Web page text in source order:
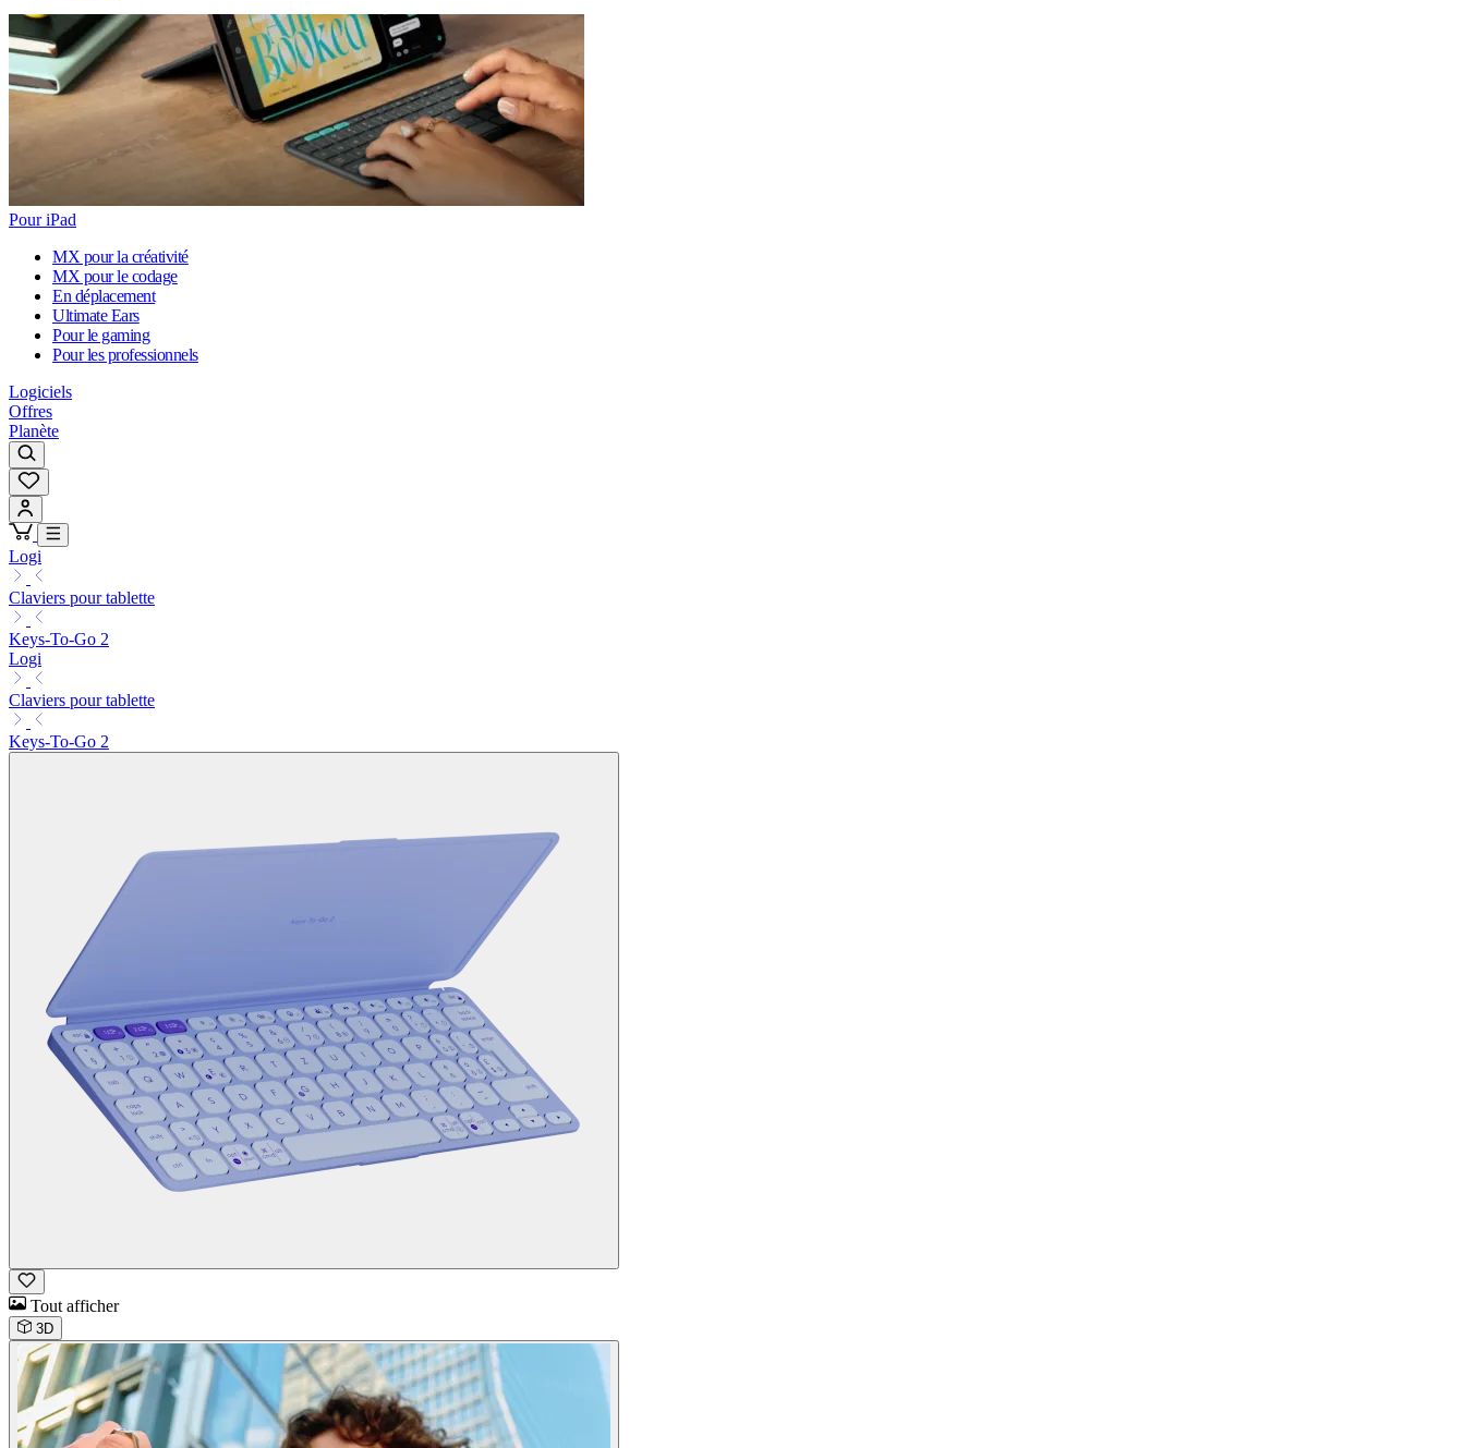
Pour iPad
MX pour la créativité
MX pour le codage
En déplacement
Ultimate Ears
Pour le gaming
Pour les professionnels
Logiciels
Offres
Planète
Logi
Claviers pour tablette
Keys-To-Go 2
Logi
Claviers pour tablette
Keys-To-Go 2
Tout afficher
3D